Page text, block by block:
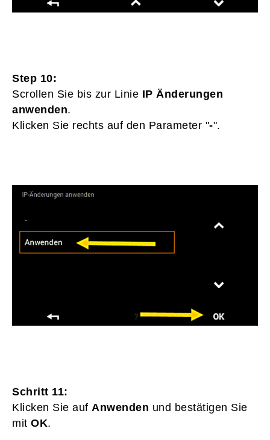
Step 10:
Scrollen Sie bis zur Linie IP Änderungen
anwenden.
Klicken Sie rechts auf den Parameter "-".
Schritt 11:
Klicken Sie auf Anwenden und bestätigen Sie
mit OK.